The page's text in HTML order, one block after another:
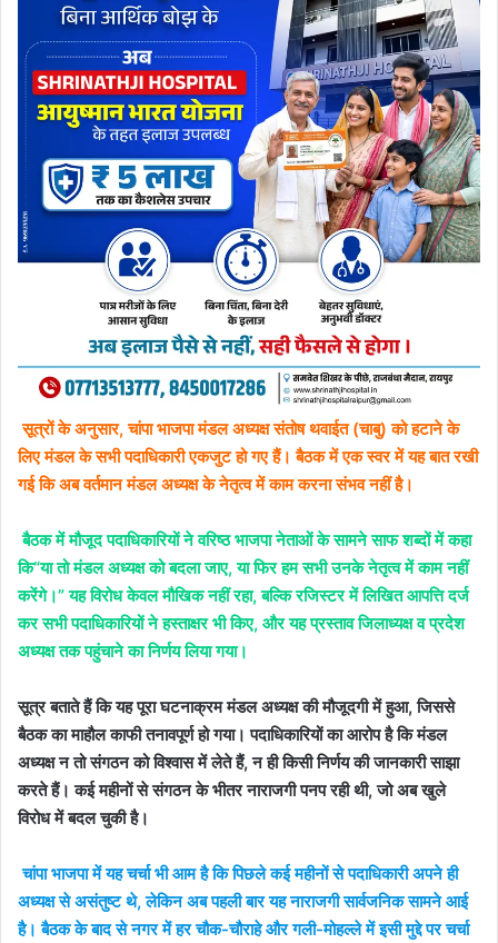
सूत्रों के अनुसार, चांपा भाजपा मंडल अध्यक्ष संतोष थवाईत (चाबु) को हटाने के
लिए मंडल के सभी पदाधिकारी एकजुट हो गए हैं। बैठक में एक स्वर में यह बात रखी
गई कि अब वर्तमान मंडल अध्यक्ष के नेतृत्व में काम करना संभव नहीं है।
बैठक में मौजूद पदाधिकारियों ने वरिष्ठ भाजपा नेताओं के सामने साफ शब्दों में कहा
कि“या तो मंडल अध्यक्ष को बदला जाए, या फिर हम सभी उनके नेतृत्व में काम नहीं
करेंगे।” यह विरोध केवल मौखिक नहीं रहा, बल्कि रजिस्टर में लिखित आपत्ति दर्ज
कर सभी पदाधिकारियों ने हस्ताक्षर भी किए, और यह प्रस्ताव जिलाध्यक्ष व प्रदेश
अध्यक्ष तक पहुंचाने का निर्णय लिया गया।
सूत्र बताते हैं कि यह पूरा घटनाक्रम मंडल अध्यक्ष की मौजूदगी में हुआ, जिससे
बैठक का माहौल काफी तनावपूर्ण हो गया। पदाधिकारियों का आरोप है कि मंडल
अध्यक्ष न तो संगठन को विश्वास में लेते हैं, न ही किसी निर्णय की जानकारी साझा
करते हैं। कई महीनों से संगठन के भीतर नाराजगी पनप रही थी, जो अब खुले
विरोध में बदल चुकी है।
चांपा भाजपा में यह चर्चा भी आम है कि पिछले कई महीनों से पदाधिकारी अपने ही
अध्यक्ष से असंतुष्ट थे, लेकिन अब पहली बार यह नाराजगी सार्वजनिक सामने आई
है। बैठक के बाद से नगर में हर चौक-चौराहे और गली-मोहल्ले में इसी मुद्दे पर चर्चा